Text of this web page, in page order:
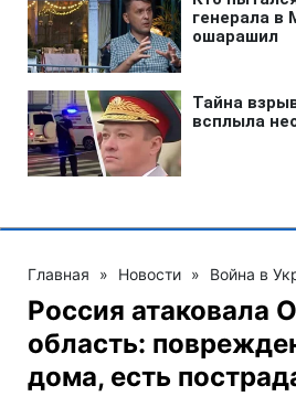
Главная » Новости » Война в
Россия атаковала
область:
дома, есть